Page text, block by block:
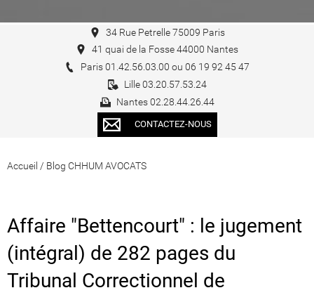
34 Rue Petrelle 75009 Paris
41 quai de la Fosse 44000 Nantes
Paris 01.42.56.03.00 ou 06 19 92 45 47
Lille 03.20.57.53.24
Nantes 02.28.44.26.44
CONTACTEZ-NOUS
Accueil / Blog CHHUM AVOCATS
Affaire "Bettencourt" : le jugement
(intégral) de 282 pages du
Tribunal Correctionnel de